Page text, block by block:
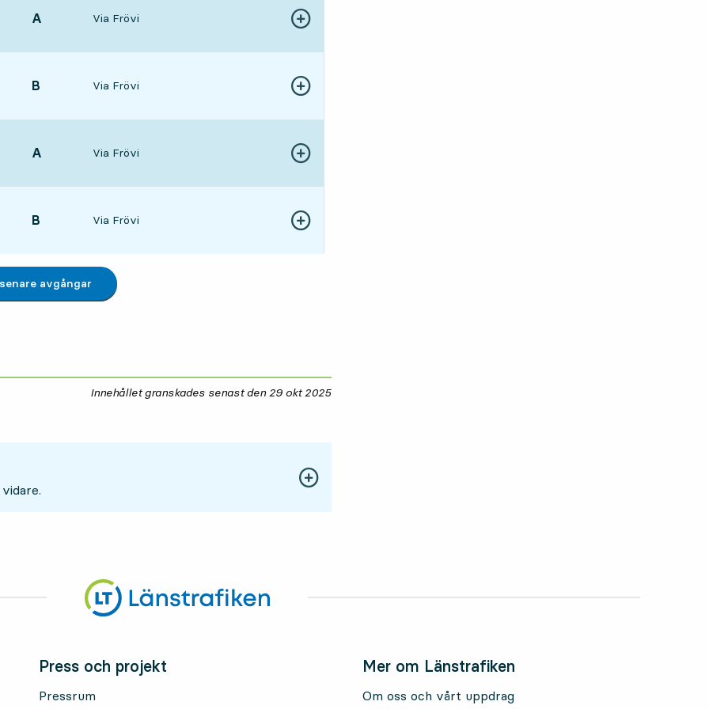
LÄGE,
A Via Frövi Visa fler detaljer
LÄGE,
B Via Frövi Visa fler detaljer
LÄGE,
A Via Frövi Visa fler detaljer
LÄGE,
B Via Frövi Visa fler detaljer
avgångar
Innehållet granskades senast den 29 okt 2025
Press och projekt
Pressrum
Mer om Länstrafiken
Om oss och vårt uppdrag